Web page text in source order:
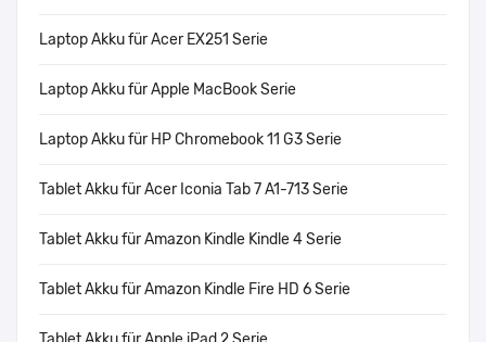
Laptop Akku für Acer EX251 Serie
Laptop Akku für Apple MacBook Serie
Laptop Akku für HP Chromebook 11 G3 Serie
Tablet Akku für Acer Iconia Tab 7 A1-713 Serie
Tablet Akku für Amazon Kindle Kindle 4 Serie
Tablet Akku für Amazon Kindle Fire HD 6 Serie